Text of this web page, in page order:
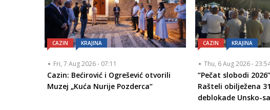
CAZIN KRAJINA
Fri, 7 Aug 2026 - 07:11
Cazin: Bećirović i Ogrešević otvorili
Muzej „Kuća Nurije Pozderca“
CAZIN KRAJINA
Thu, 6 Aug 2026 -
“Pečat slobodi
Rašteli obilježena
deblokade Unsko-